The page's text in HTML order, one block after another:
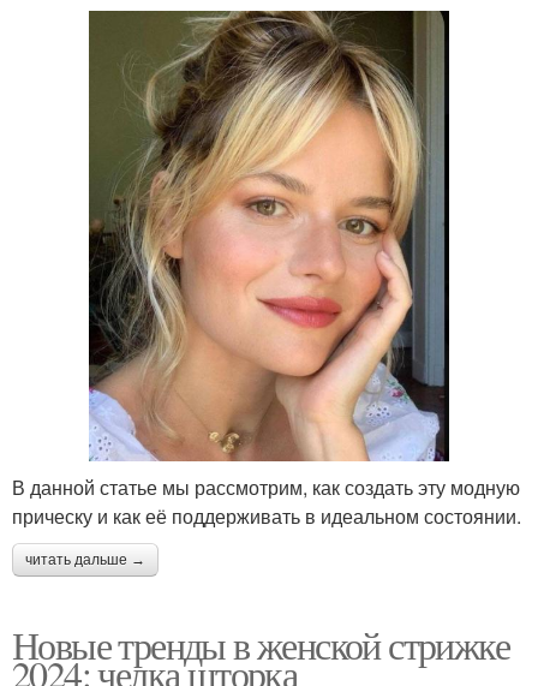
В данной статье мы рассмотрим, как создать эту модную
прическу и как её поддерживать в идеальном состоянии.
читать дальше →
Новые тренды в женской стрижке
2024: челка шторка